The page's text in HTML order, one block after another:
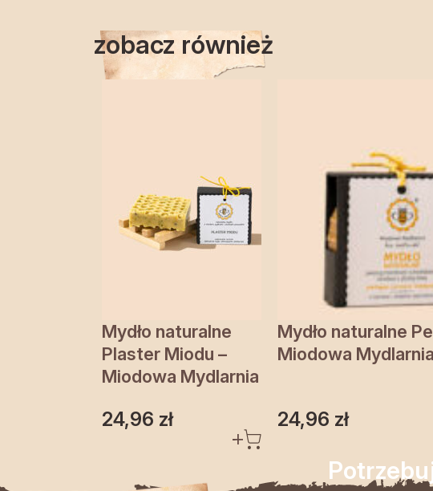
zobacz również
Mydło naturalne
Plaster Miodu –
Miodowa Mydlarnia
24,96 zł
Mydło naturalne
Miodowa Mydlarnia
24,96 zł